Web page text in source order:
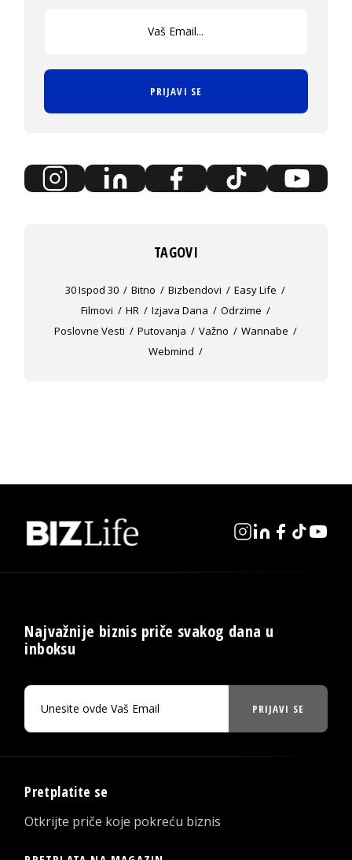
PRIJAVI SE
TAGOVI
30 Ispod 30 Bitno Bizbendovi
Easy Life
Filmovi
HR Izjava Dana
Odrzime
Poslovne Vesti
Putovanja Važno
Wannabe
Webmind
Najvažnije biznis priče svakog dana u
inboksu
PRIJAVI SE
Pretplatite se
Otkrijte priče koje pokreću biznis